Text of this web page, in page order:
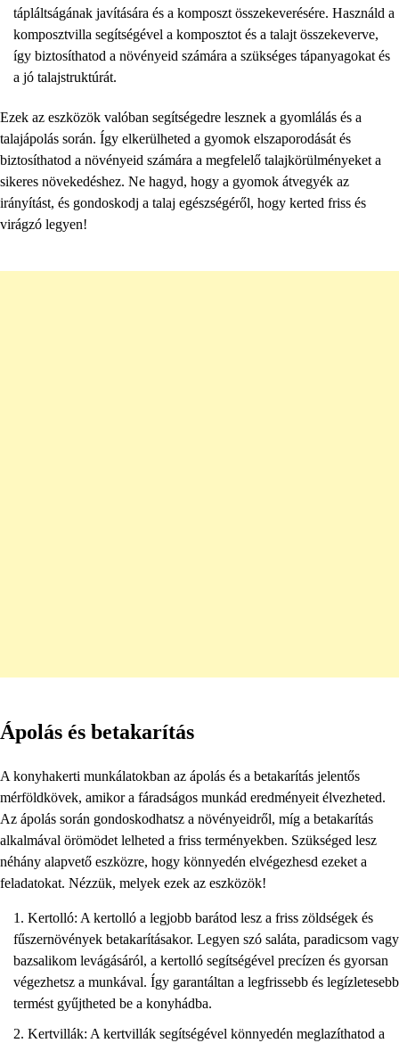
tápláltságának javítására és a komposzt összekeverésére. Használd a
komposztvilla segítségével a komposztot és a talajt összekeverve,
így biztosíthatod a növényeid számára a szükséges tápanyagokat és
a jó talajstruktúrát.
Ezek az eszközök valóban segítségedre lesznek a gyomlálás és a
talajápolás során. Így elkerülheted a gyomok elszaporodását és
biztosíthatod a növényeid számára a megfelelő talajkörülményeket a
sikeres növekedéshez. Ne hagyd, hogy a gyomok átvegyék az
irányítást, és gondoskodj a talaj egészségéről, hogy kerted friss és
virágzó legyen!
Ápolás és betakarítás
A konyhakerti munkálatokban az ápolás és a betakarítás jelentős
mérföldkövek, amikor a fáradságos munkád eredményeit élvezheted.
Az ápolás során gondoskodhatsz a növényeidről, míg a betakarítás
alkalmával örömödet lelheted a friss terményekben. Szükséged lesz
néhány alapvető eszközre, hogy könnyedén elvégezhesd ezeket a
feladatokat. Nézzük, melyek ezek az eszközök!
Kertolló: A kertolló a legjobb barátod lesz a friss zöldségek és
fűszernövények betakarításakor. Legyen szó saláta, paradicsom vagy
bazsalikom levágásáról, a kertolló segítségével precízen és gyorsan
végezhetsz a munkával. Így garantáltan a legfrissebb és legízletesebb
termést gyűjtheted be a konyhádba.
Kertvillák: A kertvillák segítségével könnyedén meglazíthatod a